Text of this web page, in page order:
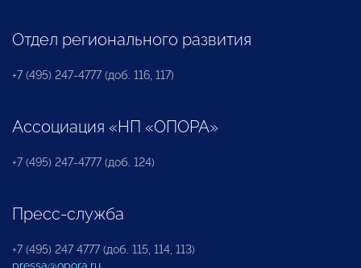
Отдел регионального развития
+7 (495) 247-4777 (доб. 116, 117)
Ассоциация «НП «ОПОРА»
+7 (495) 247-4777 (доб. 124)
Пресс-служба
+7 (495) 247 4777 (доб. 115, 114, 113)